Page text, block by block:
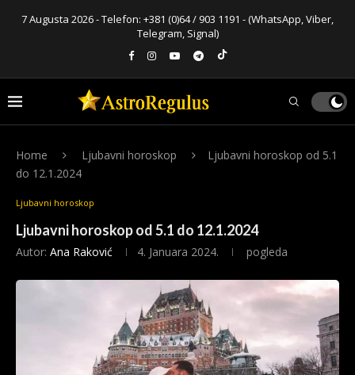
7 Augusta 2026 - Telefon: +381 (0)64 / 903 1191 - (WhatsApp, Viber,
Telegram, Signal)
Home Ljubavni horoskop
Ljubavni horoskop od 5.1
do 12.1.2024
Ljubavni horoskop
Ljubavni horoskop od 5.1 do 12.1.2024
Autor: Ana Raković 4. Januara 2024. pogleda